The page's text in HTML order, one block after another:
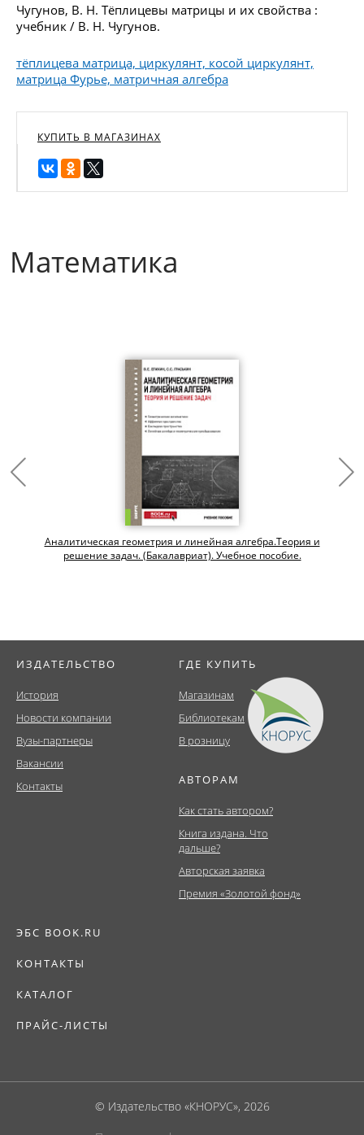
Чугунов, В. Н. Тёплицевы матрицы и их свойства :
учебник / В. Н. Чугунов.
тёплицева матрица, циркулянт, косой циркулянт,
матрица Фурье, матричная алгебра
КУПИТЬ В МАГАЗИНАХ
Математика
Аналитическая геометрия и линейная алгебра.Теория и
решение задач. (Бакалавриат). Учебное пособие.
ИЗДАТЕЛЬСТВО
История
Новости компании
Вузы-партнеры
Вакансии
Контакты
ГДЕ КУПИТЬ
Магазинам
Библиотекам
В розницу
АВТОРАМ
Как стать автором?
Книга издана. Что
дальше?
Авторская заявка
Премия «Золотой фонд»
ЭБС BOOK.RU
КОНТАКТЫ
КАТАЛОГ
ПРАЙС-ЛИСТЫ
© Издательство «КНОРУС», 2026